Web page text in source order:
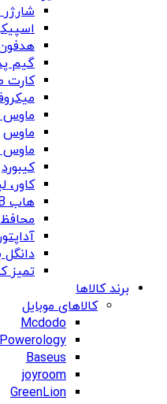
گیم
کارت
ماوس
ماوس
ماوس
کیبورد
کاور،
هاب USB
دانگل
تمیز
برند کالاها
کالاهای موبایل
Mcdodo
Powerology
Baseus
joyroom
GreenLion